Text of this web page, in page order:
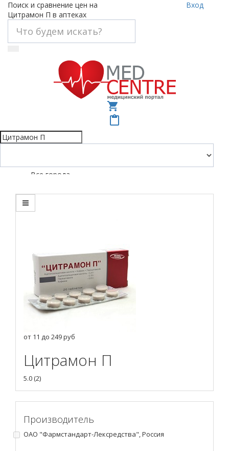
Поиск и сравнение цен на
Цитрамон П в аптеках
Вход
shopping_cart
content_paste
Все города
от 11 до 249руб
Цитрамон П
5.0(2)
Производитель
ОАО "Фармстандарт-Лексредства", Россия